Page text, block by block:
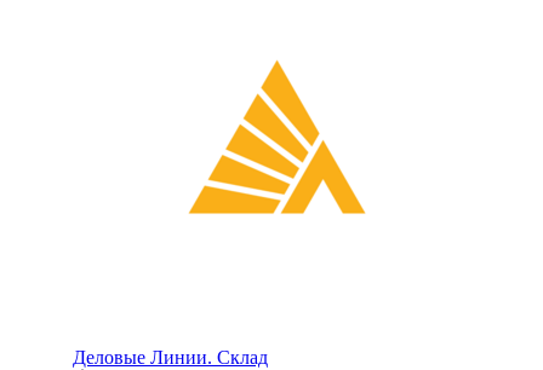
Деловые Линии. Склад